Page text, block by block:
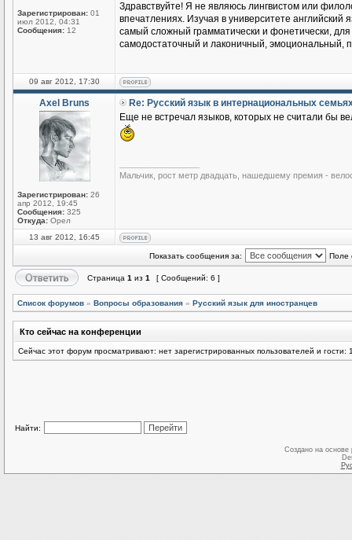
Зарегистрирован: 01
июл 2012, 04:31
Сообщения: 12
Здравствуйте! Я не являюсь лингвистом или
впечатлениях. Изучая в университете английский
самый сложный грамматически и фонетически, для
самодостаточный и лаконичный, эмоциональный,
09 авг 2012, 17:30
Axel Bruns
Зарегистрирован: 26
апр 2012, 19:45
Сообщения: 325
Откуда: Орел
Re: Русский язык в интернациональных
Еще не встречал языков, которых не считали бы
Мальчик, рост метр двадцать, нашедшему премия -
13 авг 2012, 16:45
Показать сообщения за: Поле
Страница 1 из 1 [ Сообщений: 6 ]
Список форумов » Вопросы образования » Русский язык для иностранцев
Кто сейчас на конференции
Сейчас этот форум просматривают: нет зарегистрированных пользователей и гости:
Найти:
Создано на основе